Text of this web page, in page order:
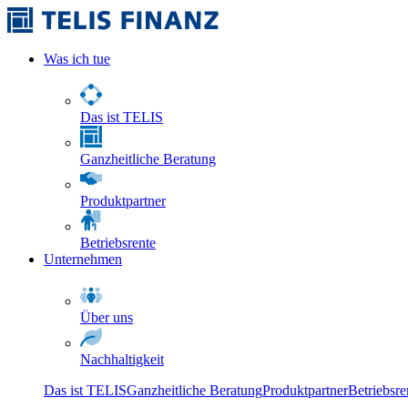
Was ich tue
Das ist TELIS
Ganzheitliche Beratung
Produktpartner
Betriebsrente
Unternehmen
Über uns
Nachhaltigkeit
Das ist TELISGanzheitliche BeratungProduktpartner